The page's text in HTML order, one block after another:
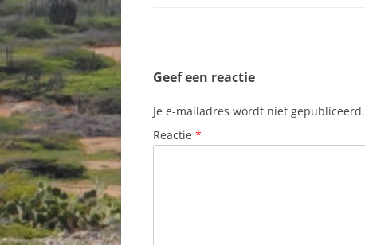
Geef een reactie
Je e-mailadres wordt niet gepubliceerd.
Reactie *